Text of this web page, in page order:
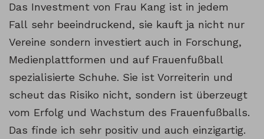
Das Investment von Frau Kang ist in jedem
Fall sehr beeindruckend, sie kauft ja nicht nur
Vereine sondern investiert auch in Forschung,
Medienplattformen und auf Frauenfußball
spezialisierte Schuhe. Sie ist Vorreiterin und
scheut das Risiko nicht, sondern ist überzeugt
vom Erfolg und Wachstum des Frauenfußballs.
Das finde ich sehr positiv und auch einzigartig.